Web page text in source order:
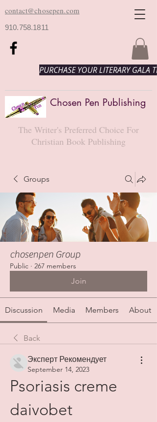
contact@chosepen.com
910.758.1811
PURCHASE YOUR LITERARY GALA
Chosen Pen Publishing
The Writer's Preferred Choice For
Christian Book Publishing
Groups
chosenpen Group
Public · 267 members
Join
Discussion Media Members About
Back
Эксперт Рекомендует
September 14, 2023
Psoriasis creme
daivobet